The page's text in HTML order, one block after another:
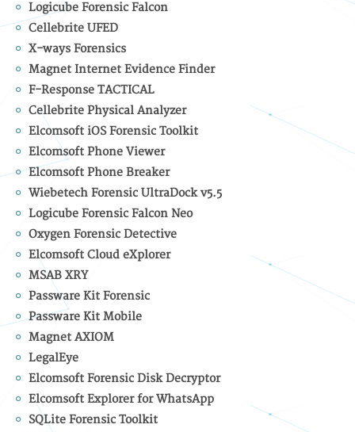
Logicube Forensic Falcon
Cellebrite UFED
X-ways Forensics
Magnet Internet Evidence Finder
F-Response TACTICAL
Cellebrite Physical Analyzer
Elcomsoft iOS Forensic Toolkit
Elcomsoft Phone Viewer
Elcomsoft Phone Breaker
Wiebetech Forensic UltraDock v5.5
Logicube Forensic Falcon Neo
Oxygen Forensic Detective
Elcomsoft Cloud eXplorer
MSAB XRY
Passware Kit Forensic
Passware Kit Mobile
Magnet AXIOM
LegalEye
Elcomsoft Forensic Disk Decryptor
Elcomsoft Explorer for WhatsApp
SQLite Forensic Toolkit